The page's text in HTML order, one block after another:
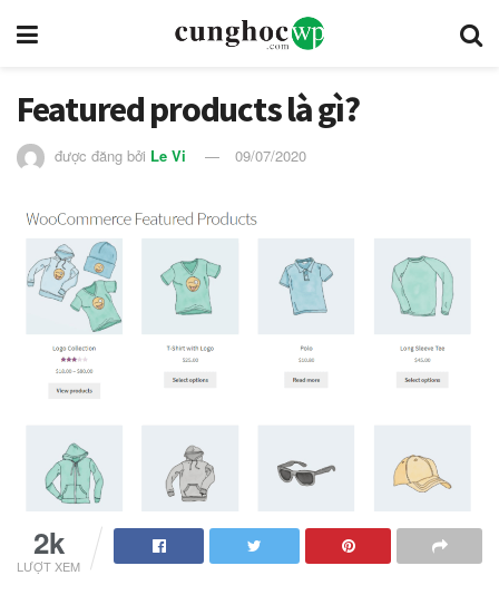
Featured products là gì?
được đăng bởi Le Vi 09/07/2020
2k
LƯỢT XEM